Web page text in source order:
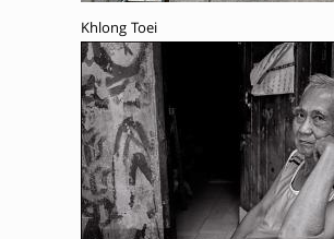
Khlong Toei